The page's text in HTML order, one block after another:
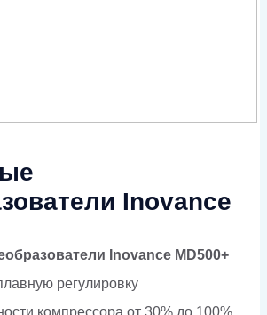
Inovance
Inovance MD500+
регулировку
компрессора от 30% до 100%